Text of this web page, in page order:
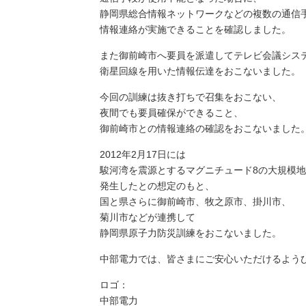
静岡県総合情報ネットワークなどの複数の通信
情報連絡が実施できることを確認しました。
また御前崎市へ要員を派遣してテレビ会議シス
衛星回線を用いた情報伝達をおこないました。
今回の訓練は抜き打ちで召集をおこない、
夜間でも要員確保ができること、
御前崎市との情報連絡の確認をおこないました
2012年2月17日には
駿河湾を震源とするマグニチュード8の大規模
発生したとの想定のもと、
国と県さらに御前崎市、牧之原市、掛川市、
菊川市などが連携して
静岡県原子力防災訓練をおこないました。
中部電力では、皆さまにご安心いただけるよ
ロゴ：
中部電力